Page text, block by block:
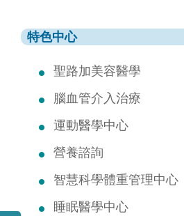
特色中心
聖路加美容醫學
腦血管介入治療
運動醫學中心
營養諮詢
智慧科學體重管理中心
睡眠醫學中心